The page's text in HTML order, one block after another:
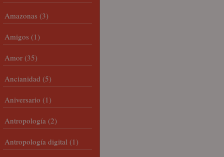
Amazonas (3)
Amigos (1)
Amor (35)
Ancianidad (5)
Aniversario (1)
Antropología (2)
Antropología digital (1)